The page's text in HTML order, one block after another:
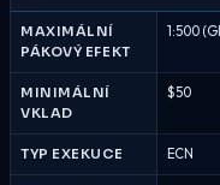
MAXIMÁLNÍ
PÁKOVÝ EFEKT
1:500
MINIMÁLNÍ
VKLAD
$50
TYP EXEKUCE ECN